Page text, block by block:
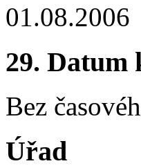
01.08.2006
29. Datum
Bez
Úřad